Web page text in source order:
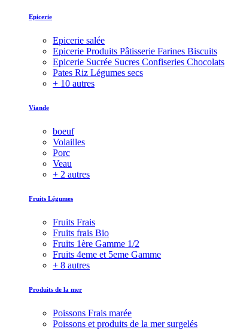
Epicerie
Epicerie salée
Epicerie Produits Pâtisserie Farines Biscuits
Epicerie Sucrée Sucres Confiseries Chocolats
Pates Riz Légumes secs
+ 10 autres
Viande
boeuf
Volailles
Porc
Veau
+ 2 autres
Fruits Légumes
Fruits Frais
Fruits frais Bio
Fruits 1ère Gamme 1/2
Fruits 4eme et 5eme Gamme
+ 8 autres
Produits de la mer
Poissons Frais marée
Poissons et produits de la mer surgelés